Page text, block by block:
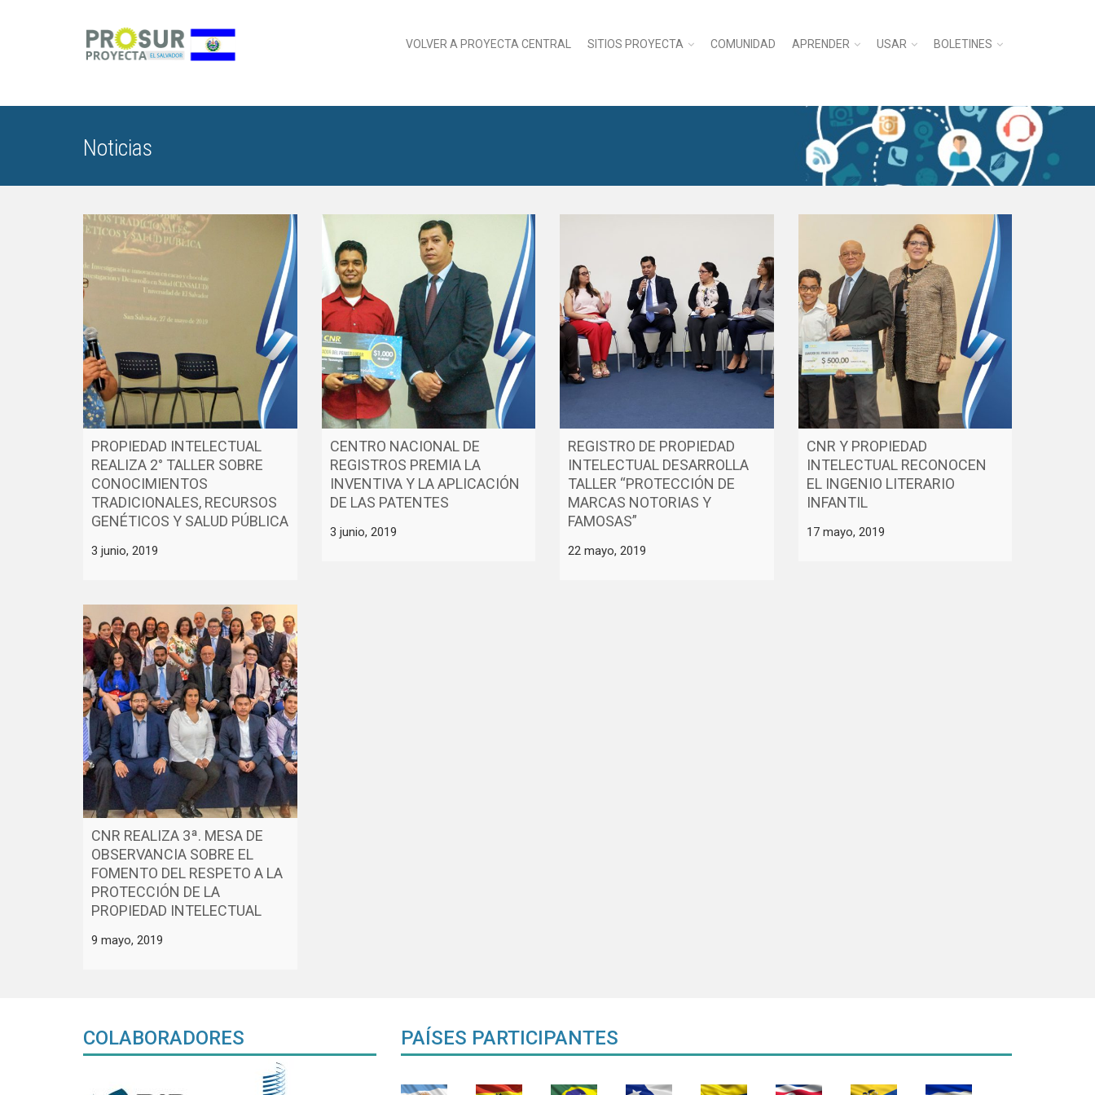
VOLVER A PROYECTA CENTRAL SITIOS PROYECTA COMUNIDAD APRENDER USAR BOLETINES
Noticias
PROPIEDAD INTELECTUAL
REALIZA 2° TALLER SOBRE
CONOCIMIENTOS
TRADICIONALES, RECURSOS
GENÉTICOS Y SALUD PÚBLICA
3 junio, 2019
CENTRO NACIONAL DE
REGISTROS PREMIA LA
INVENTIVA Y LA APLICACIÓN
DE LAS PATENTES
3 junio, 2019
REGISTRO DE PROPIEDAD
INTELECTUAL DESARROLLA
TALLER “PROTECCIÓN DE
MARCAS NOTORIAS Y
FAMOSAS”
22 mayo, 2019
CNR Y PROPIEDAD
INTELECTUAL RECONOCEN
EL INGENIO LITERARIO
INFANTIL
17 mayo, 2019
CNR REALIZA 3ª. MESA DE
OBSERVANCIA SOBRE EL
FOMENTO DEL RESPETO A LA
PROTECCIÓN DE LA
PROPIEDAD INTELECTUAL
9 mayo, 2019
COLABORADORES PAÍSES PARTICIPANTES